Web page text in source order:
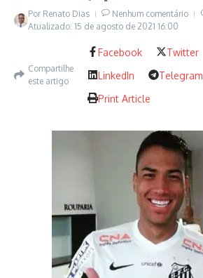
Por Renato Dias Nenhum comentário
Atualizado: 15 de agosto de 2021 16:00
Compartilhe
este artigo
Facebook Twitter
LinkedIn
Telegram
Print Article